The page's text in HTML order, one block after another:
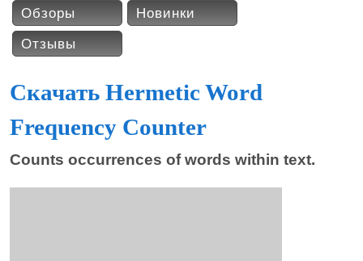
Обзоры
Новинки
Отзывы
Скачать Hermetic Word
Frequency Counter
Counts occurrences of words within text.